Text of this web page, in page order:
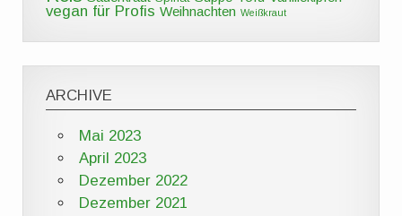
vegan für Profis Weihnachten Weißkraut
ARCHIVE
Mai 2023
April 2023
Dezember 2022
Dezember 2021